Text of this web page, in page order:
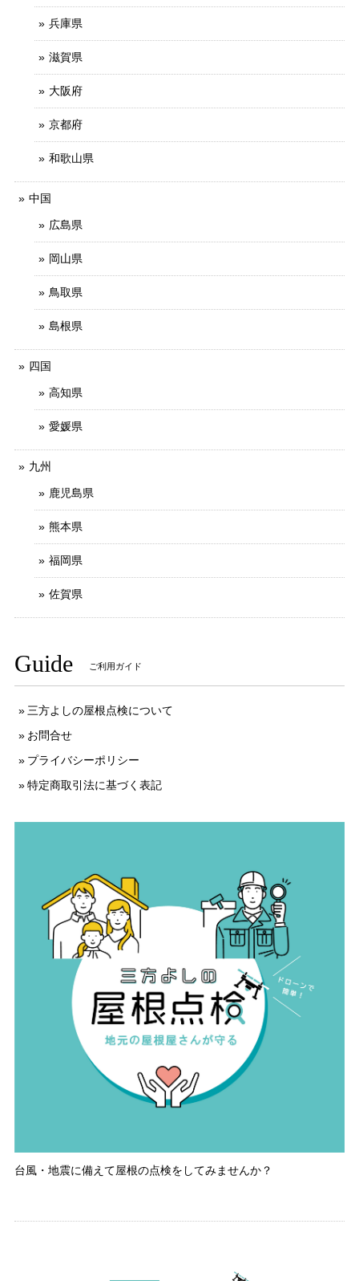
兵庫県
滋賀県
大阪府
京都府
和歌山県
中国
広島県
岡山県
鳥取県
島根県
四国
高知県
愛媛県
九州
鹿児島県
熊本県
福岡県
佐賀県
Guide ご利用ガイド
三方よしの屋根点検について
お問合せ
プライバシーポリシー
特定商取引法に基づく表記
台風・地震に備えて屋根の点検をしてみませんか？